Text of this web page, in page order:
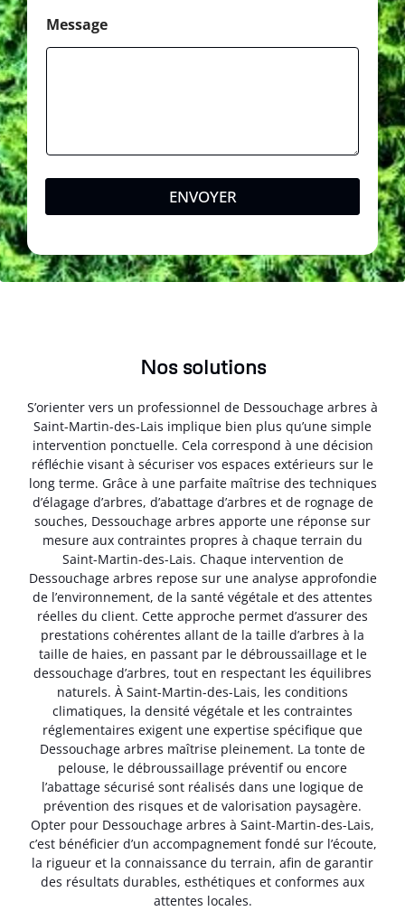
Message
ENVOYER
Nos solutions
S’orienter vers un professionnel de Dessouchage arbres à
Saint-Martin-des-Lais implique bien plus qu’une simple
intervention ponctuelle. Cela correspond à une décision
réfléchie visant à sécuriser vos espaces extérieurs sur le
long terme. Grâce à une parfaite maîtrise des techniques
d’élagage d’arbres, d’abattage d’arbres et de rognage de
souches, Dessouchage arbres apporte une réponse sur
mesure aux contraintes propres à chaque terrain du
Saint-Martin-des-Lais. Chaque intervention de
Dessouchage arbres repose sur une analyse approfondie
de l’environnement, de la santé végétale et des attentes
réelles du client. Cette approche permet d’assurer des
prestations cohérentes allant de la taille d’arbres à la
taille de haies, en passant par le débroussaillage et le
dessouchage d’arbres, tout en respectant les équilibres
naturels. À Saint-Martin-des-Lais, les conditions
climatiques, la densité végétale et les contraintes
réglementaires exigent une expertise spécifique que
Dessouchage arbres maîtrise pleinement. La tonte de
pelouse, le débroussaillage préventif ou encore
l’abattage sécurisé sont réalisés dans une logique de
prévention des risques et de valorisation paysagère.
Opter pour Dessouchage arbres à Saint-Martin-des-Lais,
c’est bénéficier d’un accompagnement fondé sur l’écoute,
la rigueur et la connaissance du terrain, afin de garantir
des résultats durables, esthétiques et conformes aux
attentes locales.